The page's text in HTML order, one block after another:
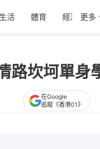
生活 體育 經濟 更多
坎坷單身
在Google
追蹤《香港01》